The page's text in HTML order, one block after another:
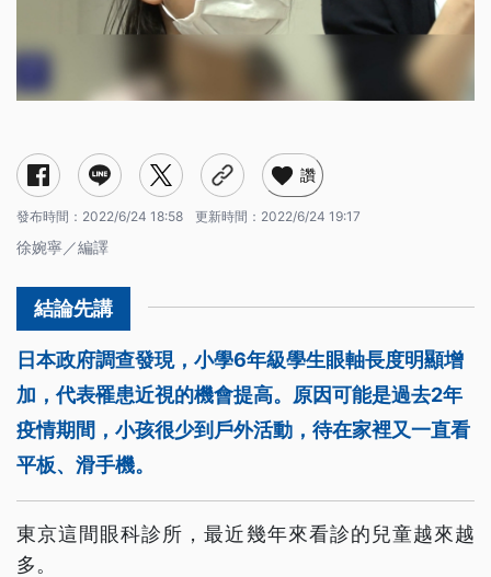
讚
發布時間： 2022/6/24 18:58 更新時間： 2022/6/24 19:17
徐婉寧／編譯
日本政府調查發現，小學6年級學生眼軸長度明顯增
加，代表罹患近視的機會提高。原因可能是過去2年
疫情期間，小孩很少到戶外活動，待在家裡又一直看
平板、滑手機。
東京這間眼科診所，最近幾年來看診的兒童越來越
多。